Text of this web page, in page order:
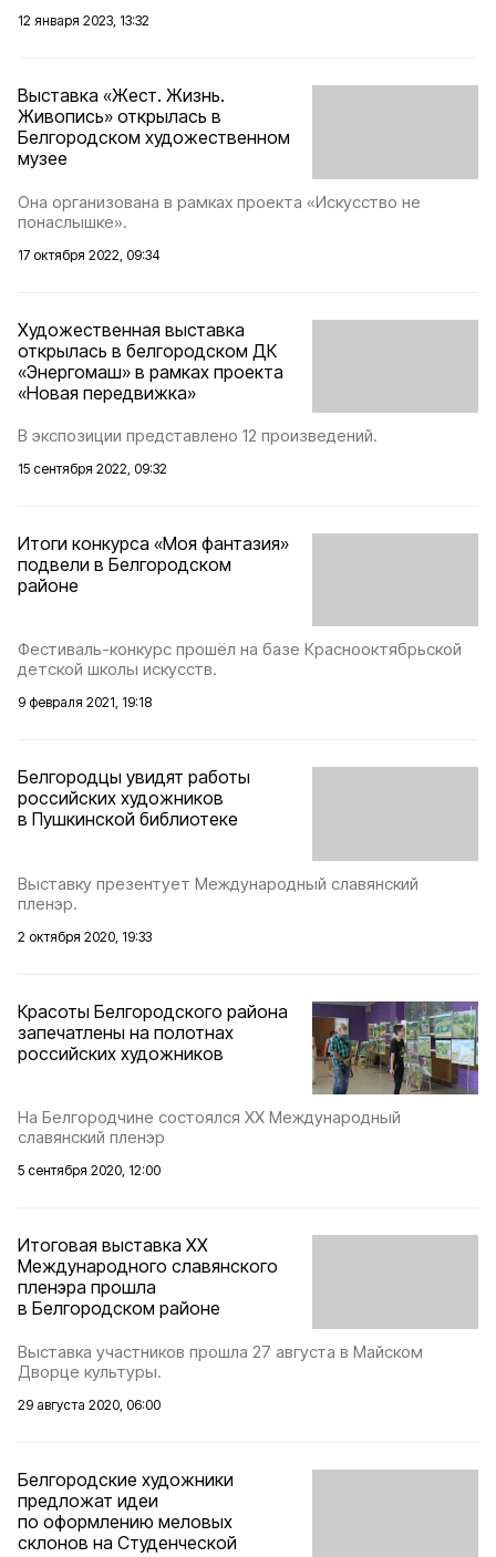
12 января 2023, 13:32
Выставка «Жест. Жизнь.
Живопись» открылась в
Белгородском художественном
музее
Она организована в рамках проекта «Искусство не
понаслышке».
17 октября 2022, 09:34
Художественная выставка
открылась в белгородском ДК
«Энергомаш» в рамках проекта
«Новая передвижка»
В экспозиции представлено 12 произведений.
15 сентября 2022, 09:32
Итоги конкурса «Моя фантазия»
подвели в Белгородском
районе
Фестиваль-конкурс прошёл на базе Краснооктябрьской
детской школы искусств.
9 февраля 2021, 19:18
Белгородцы увидят работы
российских художников
в Пушкинской библиотеке
Выставку презентует Международный славянский
пленэр.
2 октября 2020, 19:33
Красоты Белгородского района
запечатлены на полотнах
российских художников
На Белгородчине состоялся XX Международный
славянский пленэр
5 сентября 2020, 12:00
Итоговая выставка XX
Международного славянского
пленэра прошла
в Белгородском районе
Выставка участников прошла 27 августа в Майском
Дворце культуры.
29 августа 2020, 06:00
Белгородские художники
предложат идеи
по оформлению меловых
склонов на Студенческой